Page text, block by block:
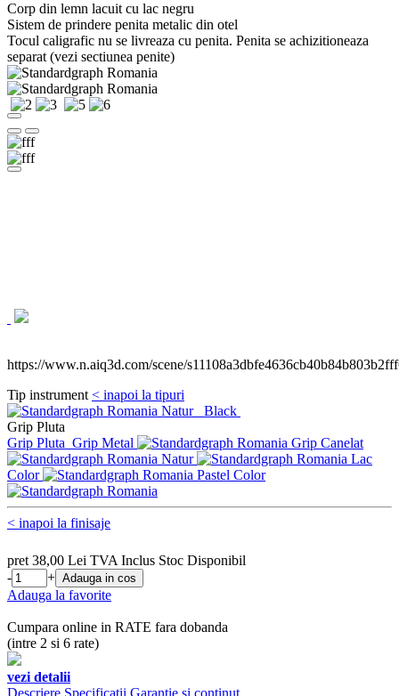
Corp din lemn lacuit cu lac negru
Sistem de prindere penita metalic din otel
Tocul caligrafic nu se livreaza cu penita. Penita se achizitioneaza
separat (vezi sectiunea penite)
https://www.n.aiq3d.com/scene/
Tip instrument < inapoi la tipuri
Natur
Black
Grip Pluta
Grip Pluta Grip Metal
Grip Canelat
Natur
Lac
Color
Pastel Color
< inapoi la finisaje
pret 38,00 Lei TVA Inclus Stoc Disponibil
-
+
Adauga la favorite
Cumpara online in RATE fara dobanda
(intre 2 si 6 rate)
vezi detalii
Descriere Specificatii Garantie si continut